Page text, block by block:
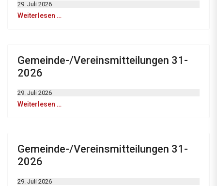
29. Juli 2026
Weiterlesen …
Gemeinde-/Vereinsmitteilungen 31-
2026
29. Juli 2026
Weiterlesen …
Gemeinde-/Vereinsmitteilungen 31-
2026
29. Juli 2026